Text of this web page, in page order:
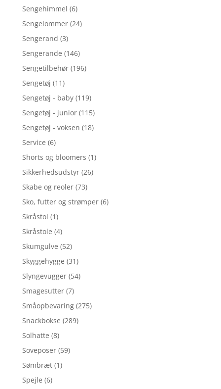
Sengehimmel (6)
Sengelommer (24)
Sengerand (3)
Sengerande (146)
Sengetilbehør (196)
Sengetøj (11)
Sengetøj - baby (119)
Sengetøj - junior (115)
Sengetøj - voksen (18)
Service (6)
Shorts og bloomers (1)
Sikkerhedsudstyr (26)
Skabe og reoler (73)
Sko, futter og strømper (6)
Skråstol (1)
Skråstole (4)
Skumgulve (52)
Skyggehygge (31)
Slyngevugger (54)
Smagesutter (7)
Småopbevaring (275)
Snackbokse (289)
Solhatte (8)
Soveposer (59)
Sømbræt (1)
Spejle (6)